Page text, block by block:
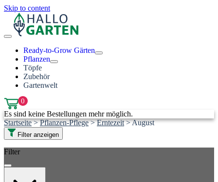
Skip to content
Ready-to-Grow Gärten
Pflanzen
Töpfe
Zubehör
Gartenwelt
0
Es sind keine Bestellungen mehr möglich.
Startseite > Pflanzen-Pflege > Erntezeit >August
Filter anzeigen
Filter